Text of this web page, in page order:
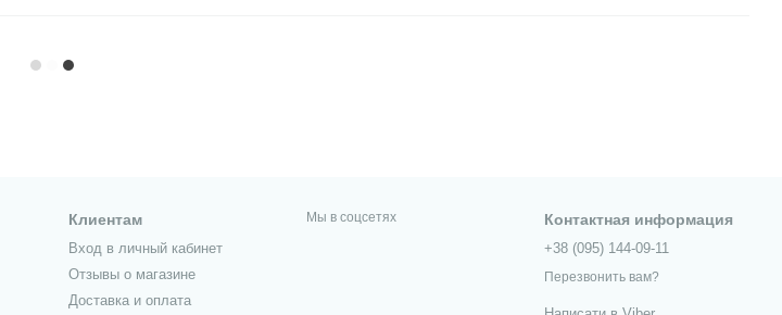
Клиентам
Вход в личный кабинет
Отзывы о магазине
Доставка и оплата
Мы в соцсетях Контактная информация
+38 (095) 144-09-11
Перезвонить вам?